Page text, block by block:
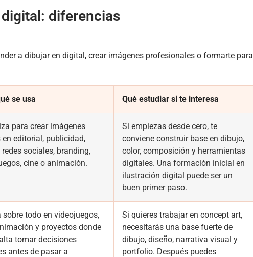
diferencias
a dibujar en digital, crear imágenes profesionales o formarte para
se usa Qué estudiar si te interesa
para crear imágenes
en editorial, publicidad,
sociales, branding,
cine o animación.
Si empiezas desde cero, te
conviene construir base en dibujo,
color, composición y herramientas
digitales. Una formación inicial en
ilustración digital puede ser un
buen primer paso.
sobre todo en videojuegos,
y proyectos donde
tomar decisiones
antes de pasar a
Si quieres trabajar en concept art,
necesitarás una base fuerte de
dibujo, diseño, narrativa visual y
portfolio. Después puedes